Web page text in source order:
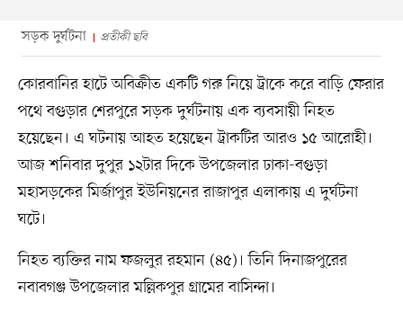
সড়ক দুর্ঘটনা প্রতীকী ছবি
কোরবানির হাটে অবিক্রীত একটি গরু নিয়ে ট্রাকে করে বাড়ি ফেরার
পথে বগুড়ার শেরপুরে সড়ক দুর্ঘটনায় এক ব্যবসায়ী নিহত
হয়েছেন। এ ঘটনায় আহত হয়েছেন ট্রাকটির আরও ১৫ আরোহী।
আজ শনিবার দুপুর ১২টার দিকে উপজেলার ঢাকা-বগুড়া
মহাসড়কের মির্জাপুর ইউনিয়নের রাজাপুর এলাকায় এ দুর্ঘটনা
ঘটে।
নিহত ব্যক্তির নাম ফজলুর রহমান (৪৫)। তিনি দিনাজপুরের
নবাবগঞ্জ উপজেলার মল্লিকপুর গ্রামের বাসিন্দা।